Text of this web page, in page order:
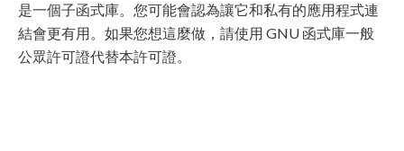
是一個子函式庫。您可能會認為讓它和私有的應用程式連
結會更有用。如果您想這麼做，請使用 GNU 函式庫一般
公眾許可證代替本許可證。